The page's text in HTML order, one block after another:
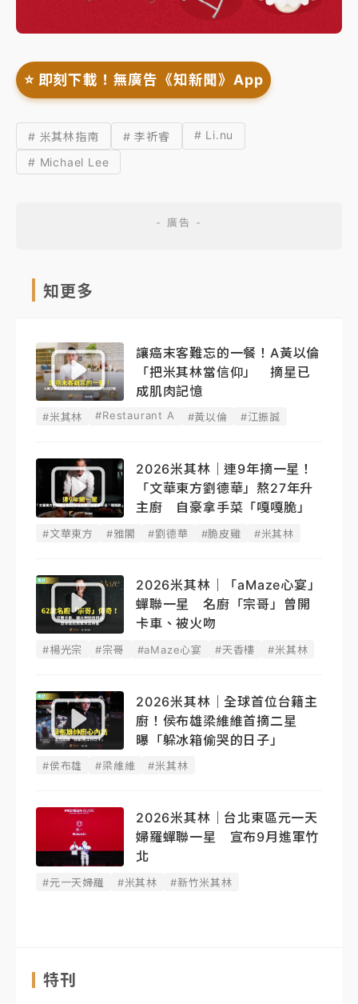
⭐️ 即刻下載！無廣告《知新聞》App
# 米其林指南 # 李祈睿
# Li.nu
# Michael Lee
知更多
讓癌末客難忘的一餐！A黃以倫
「把米其林當信仰」 摘星已
成肌肉記憶
#米其林 #Restaurant A #黃以倫 #江振誠
2026米其林｜連9年摘一星！
「文華東方劉德華」熬27年升
主廚 自豪拿手菜「嘎嘎脆」
#文華東方 #雅閣 #劉德華 #脆皮雞 #米其林
2026米其林｜「aMaze心宴」
蟬聯一星 名廚「宗哥」曾開
卡車、被火吻
#楊光宗 #宗哥 #aMaze心宴 #天香樓 #米其林
2026米其林｜全球首位台籍主
廚！侯布雄梁維維首摘二星
曝「躲冰箱偷哭的日子」
#侯布雄 #梁維維 #米其林
2026米其林｜台北東區元一天
婦羅蟬聯一星 宣布9月進軍竹
北
#元一天婦羅 #米其林 #新竹米其林
特刊